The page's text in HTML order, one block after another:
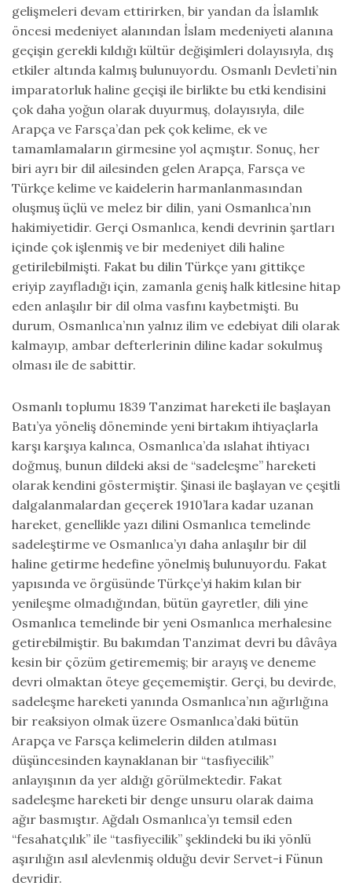
gelişmeleri devam ettirirken, bir yandan da İslamlık
öncesi medeniyet alanından İslam medeniyeti alanına
geçişin gerekli kıldığı kültür değişimleri dolayısıyla, dış
etkiler altında kalmış bulunuyordu. Osmanlı Devleti’nin
imparatorluk haline geçişi ile birlikte bu etki kendisini
çok daha yoğun olarak duyurmuş, dolayısıyla, dile
Arapça ve Farsça’dan pek çok kelime, ek ve
tamamlamaların girmesine yol açmıştır. Sonuç, her
biri ayrı bir dil ailesinden gelen Arapça, Farsça ve
Türkçe kelime ve kaidelerin harmanlanmasından
oluşmuş üçlü ve melez bir dilin, yani Osmanlıca’nın
hakimiyetidir. Gerçi Osmanlıca, kendi devrinin şartları
içinde çok işlenmiş ve bir medeniyet dili haline
getirilebilmişti. Fakat bu dilin Türkçe yanı gittikçe
eriyip zayıfladığı için, zamanla geniş halk kitlesine hitap
eden anlaşılır bir dil olma vasfını kaybetmişti. Bu
durum, Osmanlıca’nın yalnız ilim ve edebiyat dili olarak
kalmayıp, ambar defterlerinin diline kadar sokulmuş
olması ile de sabittir.
Osmanlı toplumu 1839 Tanzimat hareketi ile başlayan
Batı’ya yöneliş döneminde yeni birtakım ihtiyaçlarla
karşı karşıya kalınca, Osmanlıca’da ıslahat ihtiyacı
doğmuş, bunun dildeki aksi de “sadeleşme” hareketi
olarak kendini göstermiştir. Şinasi ile başlayan ve çeşitli
dalgalanmalardan geçerek 1910’lara kadar uzanan
hareket, genellikle yazı dilini Osmanlıca temelinde
sadeleştirme ve Osmanlıca’yı daha anlaşılır bir dil
haline getirme hedefine yönelmiş bulunuyordu. Fakat
yapısında ve örgüsünde Türkçe’yi hakim kılan bir
yenileşme olmadığından, bütün gayretler, dili yine
Osmanlıca temelinde bir yeni Osmanlıca merhalesine
getirebilmiştir. Bu bakımdan Tanzimat devri bu dâvâya
kesin bir çözüm getirememiş; bir arayış ve deneme
devri olmaktan öteye geçememiştir. Gerçi, bu devirde,
sadeleşme hareketi yanında Osmanlıca’nın ağırlığına
bir reaksiyon olmak üzere Osmanlıca’daki bütün
Arapça ve Farsça kelimelerin dilden atılması
düşüncesinden kaynaklanan bir “tasfiyecilik”
anlayışının da yer aldığı görülmektedir. Fakat
sadeleşme hareketi bir denge unsuru olarak daima
ağır basmıştır. Ağdalı Osmanlıca’yı temsil eden
“fesahatçılık” ile “tasfiyecilik” şeklindeki bu iki yönlü
aşırılığın asıl alevlenmiş olduğu devir Servet-i Fünun
devridir.